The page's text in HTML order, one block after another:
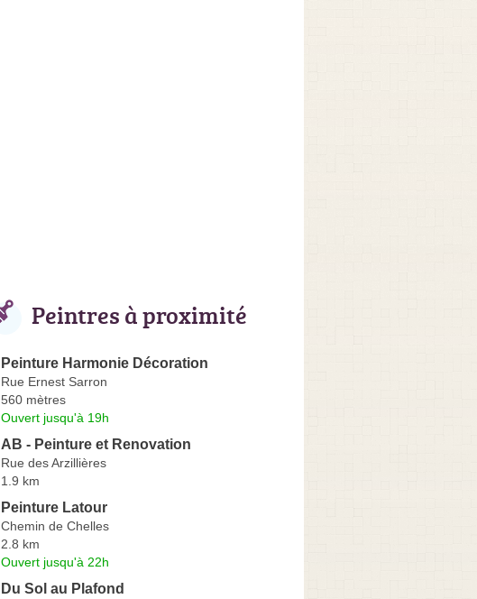
Peintres à proximité
Peinture Harmonie Décoration
Rue Ernest Sarron
560 mètres
Ouvert jusqu'à 19h
AB - Peinture et Renovation
Rue des Arzillières
1.9 km
Peinture Latour
Chemin de Chelles
2.8 km
Ouvert jusqu'à 22h
Du Sol au Plafond